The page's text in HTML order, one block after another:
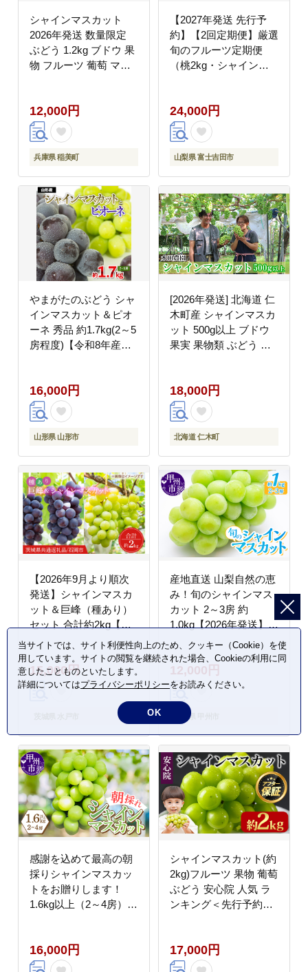
シャインマスカット
2026年発送 数量限定
ぶどう 1.2kg ブドウ 果
物 フルーツ 葡萄 マス
12,000円
兵庫県 稲美町
【2027年発送 先行予
約】【2回定期便】厳選
旬のフルーツ定期便
（桃2kg・シャインマ
24,000円
山梨県 富士吉田市
やまがたのぶどう シャ
インマスカット＆ピオ
ーネ 秀品 約1.7kg(2～5
房程度)【令和8年産先
16,000円
山形県 山形市
[2026年発送] 北海道 仁
木町産 シャインマスカ
ット 500g以上 ブドウ
果実 果物類 ぶどう 果
18,000円
北海道 仁木町
【2026年9月より順次
発送】シャインマスカ
ット＆巨峰（種あり）
セット 合計約2kg【茨
城県共通返礼品/石岡
市】【葡萄 ぶどう マス
カット フルーツ 果物
くだもの 茨城県 水戸
15,000円
産地直送 山梨自然の恵
み！旬のシャインマス
カット 2～3房 約
1.0kg【2026年発送】
（LKS）B-850
12,000円
山梨県 甲州市
感謝を込めて最高の朝
採りシャインマスカッ
トをお贈りします！
1.6kg以上（2～4房）
16,000円
シャインマスカット(約
2kg)フルーツ 果物 葡萄
ぶどう 安心院 人気 ラ
ンキング＜先行予約受
北海道 沖縄 離島配送不
可＞【106300501】
17,000円
当サイトでは、サイト利便性向上のため、クッキー（Cookie）を使
用しています。サイトの閲覧を継続された場合、Cookieの利用に同
意したことものといたします。
詳細についてはプライバシーポリシーをお読みください。
OK